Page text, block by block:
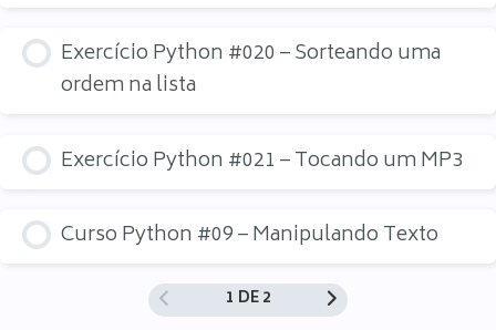
Exercício Python #020 – Sorteando uma
ordem na lista
Exercício Python #021 – Tocando um MP3
Curso Python #09 – Manipulando Texto
1 DE 2